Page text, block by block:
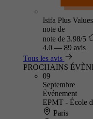
Isifa Plus Values
note de
note de 3.98/5
4.0 — 89 avis
Tous les avis
PROCHAINS
09
Septembre
Événement
EPMT - École
Paris